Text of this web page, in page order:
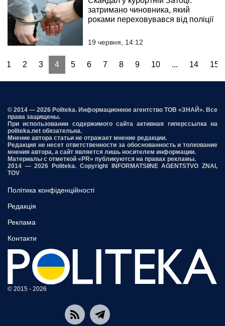
затримано чиновника, який
роками переховувався від поліції
19 червня, 14:12
1 2 3 4 5 6 7 8 9 10 ... 14 15
© 2014 — 2026 Politeka. Информационное агентство ТОВ «ЗНАЙ». Все
права защищены.
При использовании содержимого сайта активная гиперссылка на
politeka.net обязательна.
Мнение автора статьи не отражает мнение редакции.
Редакция не несет ответственности за обоснованность и толкование
мнения автора, а сайт является лишь носителем информации.
Материалы с отметкой «PR» публикуются на правах рекламы.
2014 — 2026 Politeka. Copyright INFORMATSIINE AGENTSTVO ZNAI,
TOV
Політика конфіденційності
Редакція
Реклама
Контакти
© 2015 - 2026